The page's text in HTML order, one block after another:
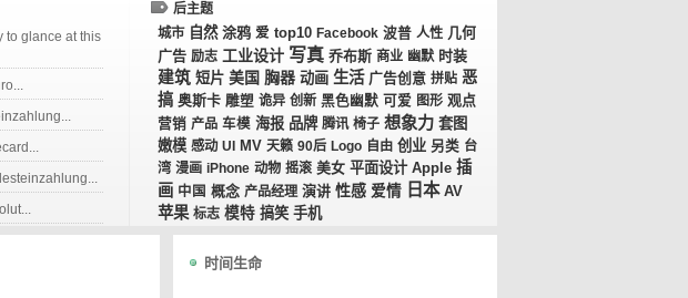
to glance at this
后主题
城市 自然 涂鸦 爱 top10 Facebook 波普 人性 几何
广告 励志 工业设计 写真 乔布斯 商业 幽默 时装
建筑 短片 美国 胸器 动画 生活 广告创意 拼贴 恶
搞 奥斯卡 雕塑 诡异 创新 黑色幽默 可爱 图形 观点
营销 产品 车模 海报 品牌 腾讯 椅子 想象力 套图
嫩模 感动 UI MV 天籁 90后 Logo 自由 创业 另类 台
湾 漫画 iPhone 动物 摇滚 美女 平面设计 Apple 插
画 中国 概念 产品经理 演讲 性感 爱情 日本 AV
苹果 标志 模特 搞笑 手机
时间生命